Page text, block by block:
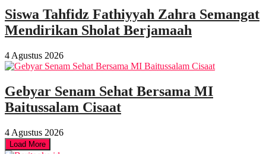
Siswa Tahfidz Fathiyyah Zahra Semangat
Mendirikan Sholat Berjamaah
4 Agustus 2026
Gebyar Senam Sehat Bersama MI
Baitussalam Cisaat
4 Agustus 2026
Load More